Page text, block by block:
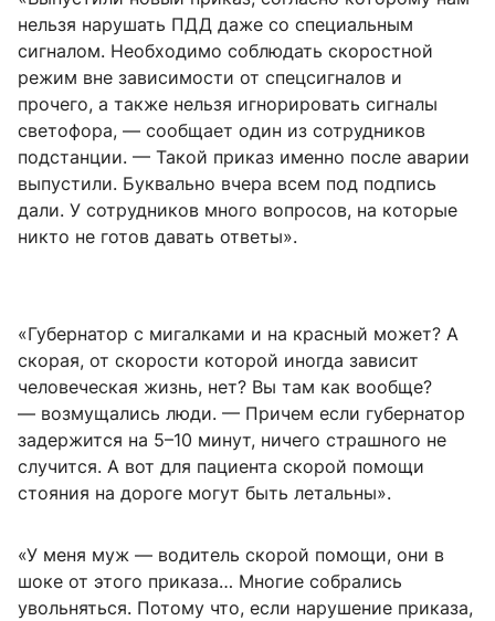
нельзя нарушать ПДД даже со специальным
сигналом. Необходимо соблюдать скоростной
режим вне зависимости от спецсигналов и
прочего, а также нельзя игнорировать сигналы
светофора, — сообщает один из сотрудников
подстанции. — Такой приказ именно после аварии
выпустили. Буквально вчера всем под подпись
дали. У сотрудников много вопросов, на которые
никто не готов давать ответы».
«Губернатор с мигалками и на красный может? А
скорая, от скорости которой иногда зависит
человеческая жизнь, нет? Вы там как вообще?
— возмущались люди. — Причем если губернатор
задержится на 5–10 минут, ничего страшного не
случится. А вот для пациента скорой помощи
стояния на дороге могут быть летальны».
«У меня муж — водитель скорой помощи, они в
шоке от этого приказа… Многие собрались
увольняться. Потому что, если нарушение приказа,